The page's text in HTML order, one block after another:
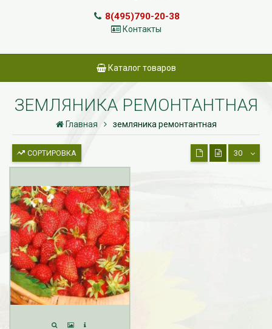
8(495)790-20-38
Контакты
Каталог товаров
ЗЕМЛЯНИКА РЕМОНТАНТНАЯ
Главная земляника ремонтантная
СОРТИРОВКА 30